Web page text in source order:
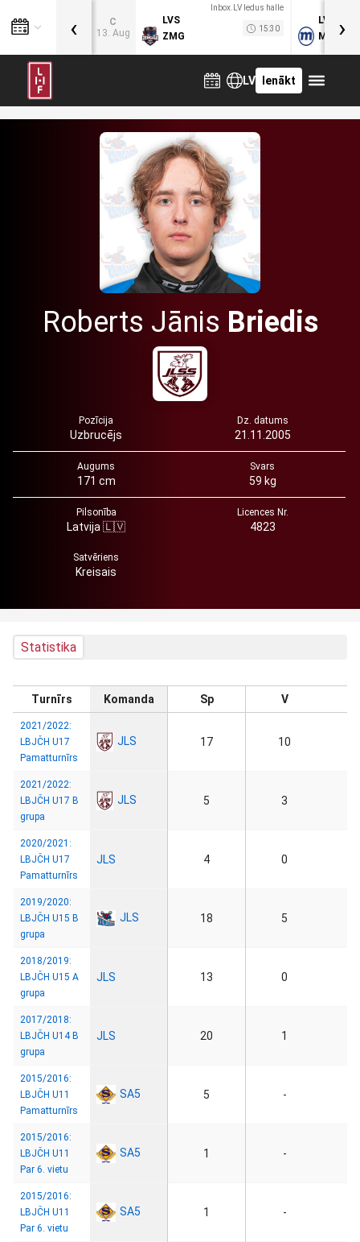
C
13. Aug
Inbox.LV ledus halle
LVS
ZMG
15:30
LVB
MOG
‹ ›
LV Ienākt
Roberts Jānis Briedis
Pozīcija
Uzbrucējs
Dz. datums
21.11.2005
Augums
171 cm
Svars
59 kg
Pilsonība
Latvija 🇱🇻
Licences Nr.
4823
Satvēriens
Kreisais
Statistika
Turnīrs Komanda Sp V
2021/2022:
LBJČH U17
Pamatturnīrs
JLS 17 10
2021/2022:
LBJČH U17 B
grupa
JLS 5 3
2020/2021:
LBJČH U17
Pamatturnīrs
JLS 4 0
2019/2020:
LBJČH U15 B
grupa
JLS 18 5
2018/2019:
LBJČH U15 A
grupa
JLS 13 0
2017/2018:
LBJČH U14 B
grupa
JLS 20 1
2015/2016:
LBJČH U11
Pamatturnīrs
SA5 5 -
2015/2016:
LBJČH U11
Par 6. vietu
SA5 1 -
2015/2016:
LBJČH U11
Par 6. vietu
SA5 1 -